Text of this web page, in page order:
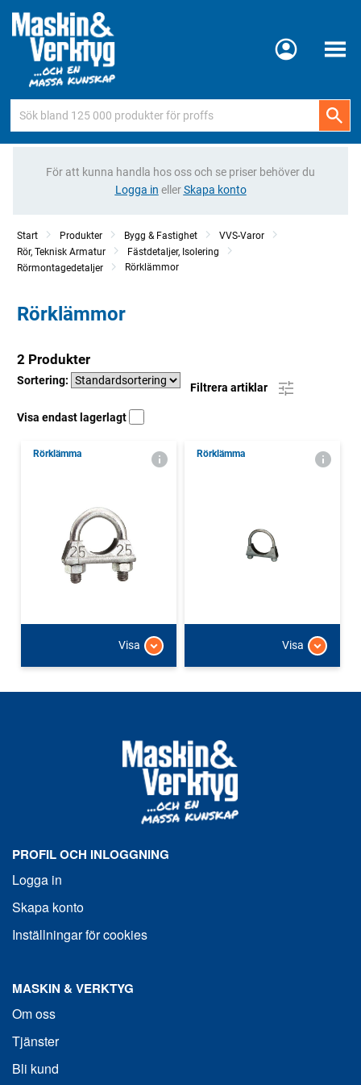
Meny
För att kunna handla hos oss och se priser behöver du
Logga in ellerSkapa konto
Start Produkter Bygg & Fastighet
VVS-Varor
Rör, Teknisk Armatur
Fästdetaljer, Isolering
Rörmontagedetaljer
Rörklämmor
Rörklämmor
2 Produkter
Sortering:
Filtrera artiklar
Visa endast lagerlagt
Rörklämma
Visa
Rörklämma
Visa
PROFIL OCH INLOGGNING
Logga in
Skapa konto
Inställningar för cookies
MASKIN & VERKTYG
Om oss
Tjänster
Bli kund